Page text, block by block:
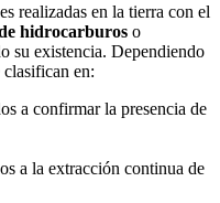
realizadas en la tierra con el
hidrocarburos o
su existencia. Dependiendo
clasifican en:
a confirmar la presencia de
a la extracción continua de